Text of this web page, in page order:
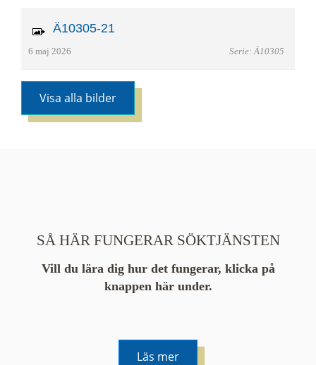
Ä10305-21
6 maj 2026 Serie: Ä10305
Visa alla bilder
SÅ HÄR FUNGERAR SÖKTJÄNSTEN
Vill du lära dig hur det fungerar, klicka på
knappen här under.
Läs mer